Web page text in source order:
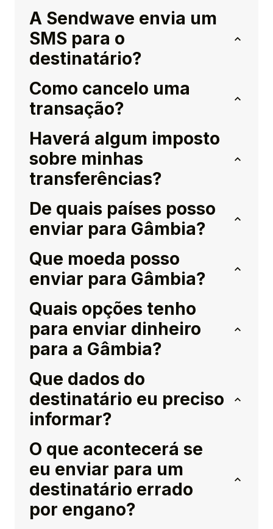
A Sendwave envia um
SMS para o
destinatário?
Como cancelo uma
transação?
Haverá algum imposto
sobre minhas
transferências?
De quais países posso
enviar para Gâmbia?
Que moeda posso
enviar para Gâmbia?
Quais opções tenho
para enviar dinheiro
para a Gâmbia?
Que dados do
destinatário eu preciso
informar?
O que acontecerá se
eu enviar para um
destinatário errado
por engano?